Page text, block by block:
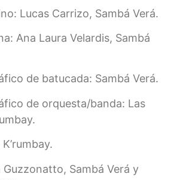
Lucas Carrizo, Sambá Verá.
Ana Laura Velardis, Sambá
de batucada: Sambá Verá.
de orquesta/banda: Las
Guzzonatto, Sambá Verá y